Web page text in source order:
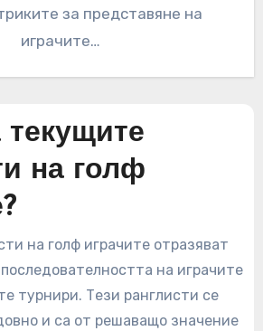
за представяне на
играчите…
текущите
на голф
на голф играчите отразяват
на играчите
турнири. Тези ранглисти се
и са от решаващо значение